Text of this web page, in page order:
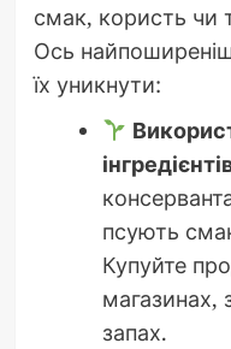
смак, користь чи
Ось
їх уникнути:
псують
Купуйте
магазинах,
запах.